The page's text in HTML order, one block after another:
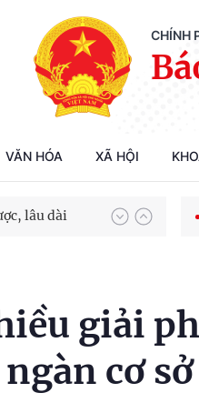
CHÍNH
VĂN HÓA XÃ HỘI
mới
Chiến dịch 500 ngày đêm tìm kiếm, quy tập và xác định danh tính hài cốt liệt sĩ
Bảo vệ nền tảng tư tưởng của Đảng trong kỷ nguyên phát triển mới
lâu dài
giải
cơ